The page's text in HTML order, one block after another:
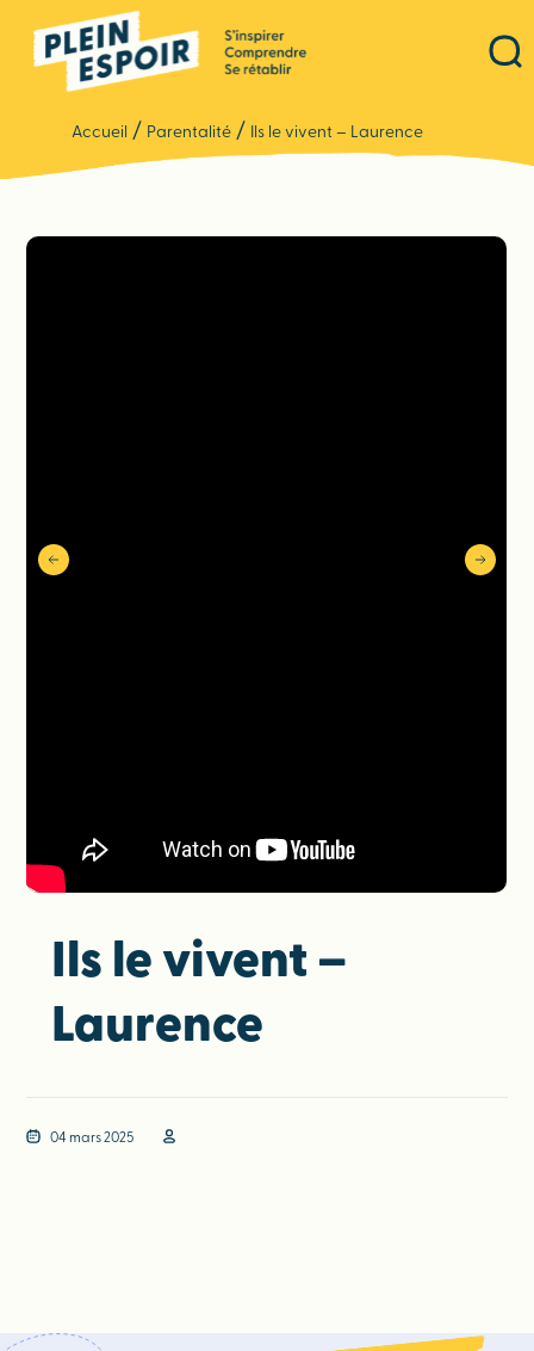
Accueil / Parentalité/ Ils le vivent – Laurence
Ils le vivent –
Laurence
04 mars 2025
Panneau de gestion des cookies